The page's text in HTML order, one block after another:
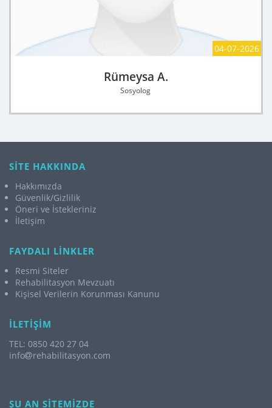
04-07-2026
Rümeysa A.
Sosyolog
SİTE HAKKINDA
Hakkımızda
Güvenlik/Gizlilik
Öneri ve İstekleriniz
İletişim
FAYDALI LİNKLER
Resmi Siteler
Rehabilitasyon Mevzuatı
Kişisel Verilerin Korunması Kanunu
İLETİŞİM
TEL: 0850 420 27 04
info
rehabilitasyon.com
ŞU AN SİTEMİZDE